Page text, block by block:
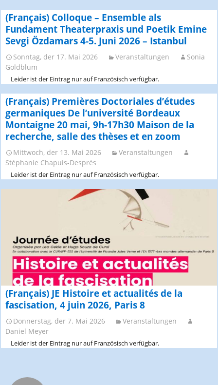
(Français) Colloque – Ensemble als
Fundament Theaterpraxis und Poetik Emine
Sevgi Özdamars 4-5. Juni 2026 – Istanbul
Sonntag, der 17. Mai 2026 Veranstaltungen
Sonia
Goldblum
Leider ist der Eintrag nur auf Französisch verfügbar.
(Français) Premières Doctoriales d’études
germaniques De l’université Bordeaux
Montaigne 20 mai, 9h-17h30 Maison de la
recherche, salle des thèses et en zoom
Mittwoch, der 13. Mai 2026
Veranstaltungen
Stéphanie Chapuis-Després
Leider ist der Eintrag nur auf Französisch verfügbar.
(Français) JE Histoire et actualités de la
fascisation, 4 juin 2026, Paris 8
Donnerstag, der 7. Mai 2026
Veranstaltungen
Daniel Meyer
Leider ist der Eintrag nur auf Französisch verfügbar.